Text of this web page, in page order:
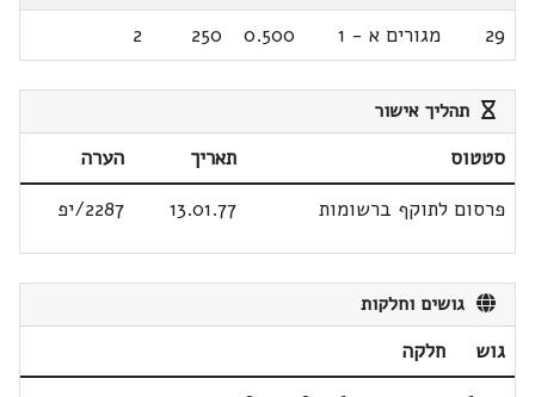
29
מגורים א - 1 0.500
250
2
תהליך אישור
סטטוס תאריך
הערה
פרסום לתוקף ברשומות
13.01.77 2287/יפ
גושים וחלקות
גוש
חלקה